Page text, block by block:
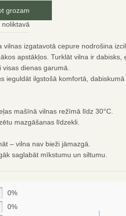
10%
pasūtījumu
grozam
noliktavā
vilnas izgatavotā cepure nodrošina
apstākļos. Turklāt vilna ir dabisks,
dienas garumā.
ieguldāt ilgstošā komfortā, dabiskumā
mašīnā vilnas režīmā līdz 30°C.
mazgāšanas līdzekli.
– vilna nav bieži jāmazgā.
saglabāt mīkstumu un siltumu.
0%
0%